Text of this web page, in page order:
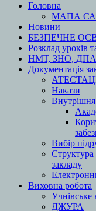
Головна
МАПА
Новини
БЕЗПЕЧНЕ
Розклад уроків
НМТ, ЗНО, ДПА
Документація
Накази
Внутрішня
Вибір
Структура
закладу
Виховна робота
Учнівське
ДЖУРА